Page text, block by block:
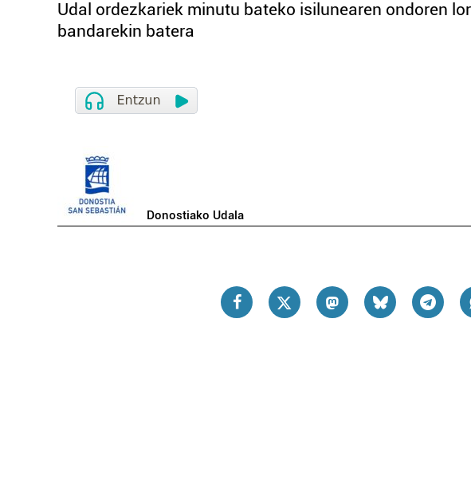
Udal ordezkariek minutu bateko isilunearen ondoren
bandarekin batera
Donostiako Udala